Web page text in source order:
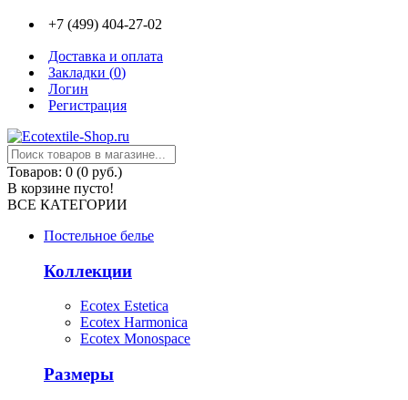
+7 (499) 404-27-02
Доставка и оплата
Закладки (0)
Логин
Регистрация
Товаров: 0 (0 руб.)
В корзине пусто!
ВСЕ КАТЕГОРИИ
Постельное белье
Коллекции
Ecotex Estetica
Ecotex Harmonica
Ecotex Monospace
Размеры